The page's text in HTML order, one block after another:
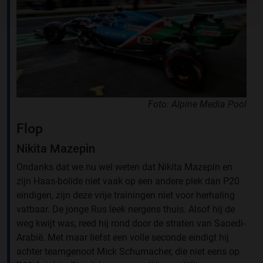
Foto: Alpine Media Pool
Flop
Nikita Mazepin
Ondanks dat we nu wel weten dat Nikita Mazepin en
zijn Haas-bolide niet vaak op een andere plek dan P20
eindigen, zijn deze vrije trainingen niet voor herhaling
vatbaar. De jonge Rus leek nergens thuis. Alsof hij de
weg kwijt was, reed hij rond door de straten van Saoedi-
Arabië. Met maar liefst een volle seconde eindigt hij
achter teamgenoot Mick Schumacher, die niet eens op